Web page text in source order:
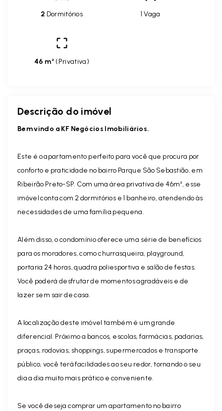
2 Dormitórios 1 Vaga
46 m² (Privativa)
Descrição do imóvel
Bem vindo a KF Negócios Imobiliários.
Este é o apartamento perfeito para você que procura por
conforto e praticidade no bairro Parque São Sebastião, em
Ribeirão Preto-SP. Com uma área privativa de 46m², esse
imóvel conta com 2 dormitórios e 1 banheiro, atendendo às
necessidades de uma família pequena.
Além disso, o condomínio oferece uma série de benefícios
para os moradores, como churrasqueira, playground,
portaria 24 horas, quadra poliesportiva e salão de festas.
Você poderá desfrutar de momentos agradáveis e de
lazer sem sair de casa.
A localização deste imóvel também é um grande
diferencial. Próximo a bancos, escolas, farmácias, padarias,
praças, rodovias, shoppings, supermercados e transporte
público, você terá facilidades ao seu redor, tornando o seu
dia a dia muito mais prático e conveniente.
Se você deseja comprar um apartamento no bairro